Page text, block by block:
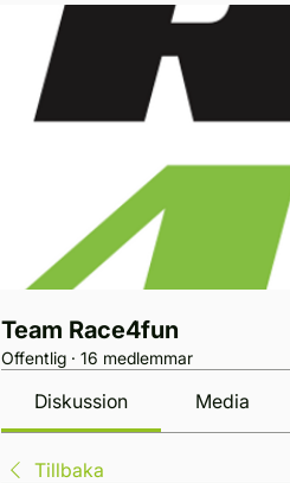
Team Race4fun
Offentlig · 16 medlemmar
Diskussion Media
Tillbaka